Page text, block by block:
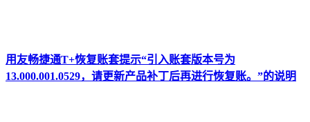
用友畅捷通T+恢复账套提示“引入账套版本号为
13.000.001.0529，请更新产品补丁后再进行恢复账。”的说明